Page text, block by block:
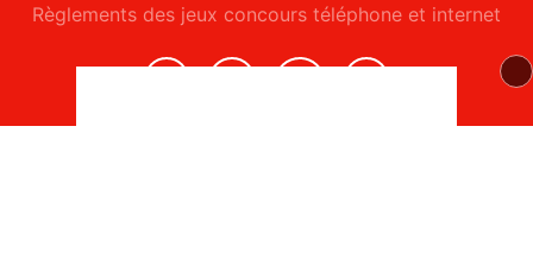
Règlements des jeux concours téléphone et internet